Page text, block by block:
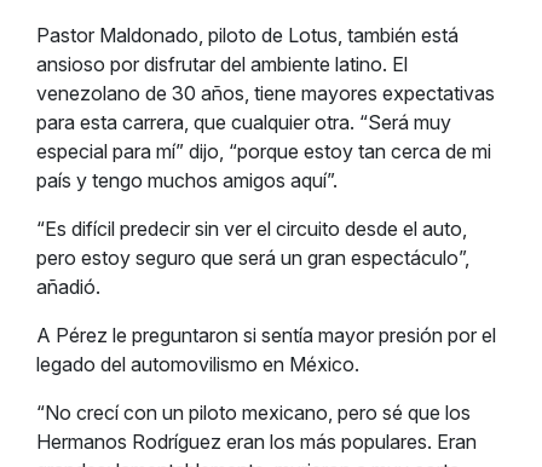
Pastor Maldonado, piloto de Lotus, también está
ansioso por disfrutar del ambiente latino. El
venezolano de 30 años, tiene mayores expectativas
para esta carrera, que cualquier otra. “Será muy
especial para mí” dijo, “porque estoy tan cerca de mi
país y tengo muchos amigos aquí”.
“Es difícil predecir sin ver el circuito desde el auto,
pero estoy seguro que será un gran espectáculo”,
añadió.
A Pérez le preguntaron si sentía mayor presión por el
legado del automovilismo en México.
“No crecí con un piloto mexicano, pero sé que los
Hermanos Rodríguez eran los más populares. Eran